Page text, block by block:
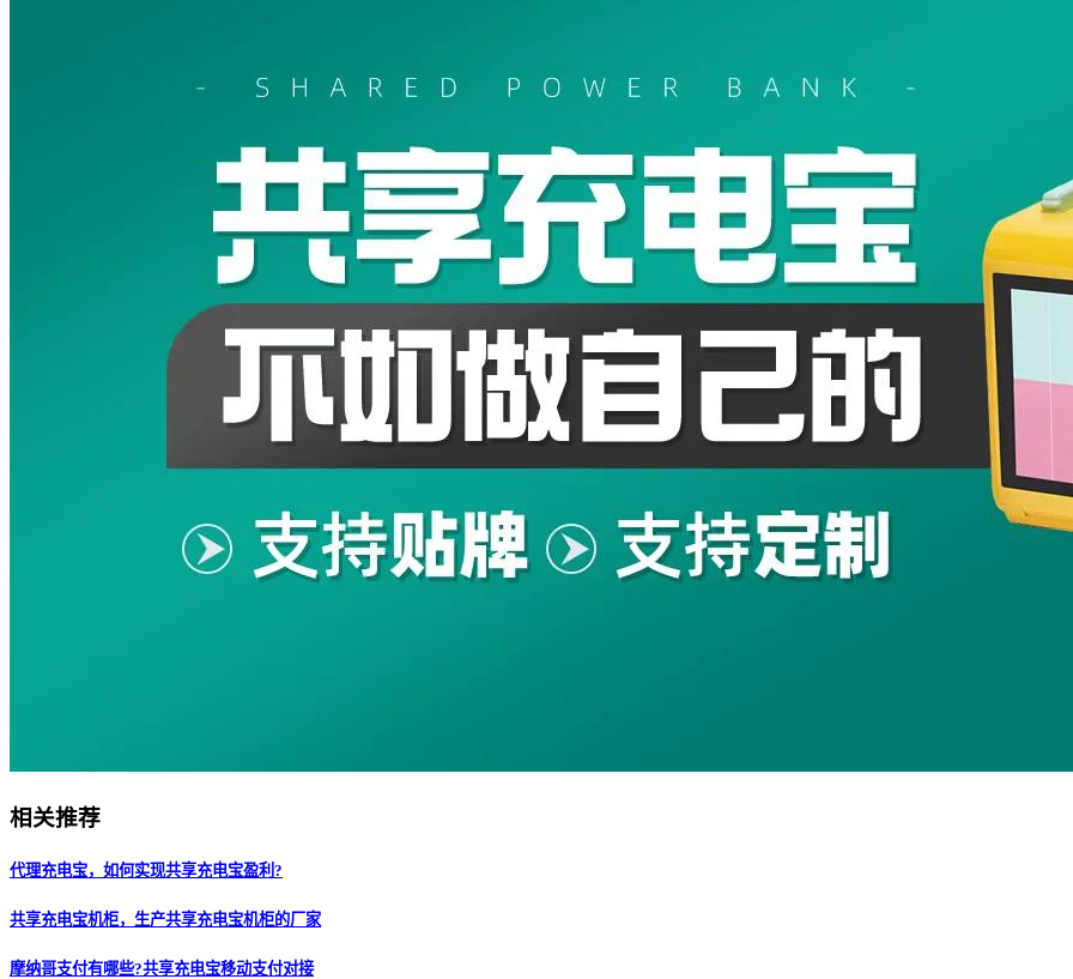
相关推荐
代理充电宝，如何实现共享充电宝盈利?
共享充电宝机柜，生产共享充电宝机柜的厂家
摩纳哥支付有哪些?共享充电宝移动支付对接